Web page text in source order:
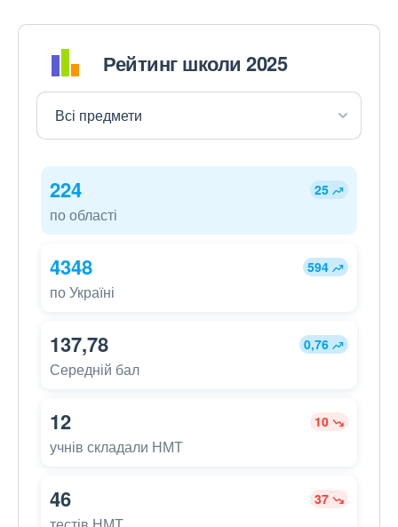
Рейтинг школи 2025
224 25
по області
4348 594
по Україні
137,78 0,76
Середній бал
12 10
учнів складали НМТ
46 37